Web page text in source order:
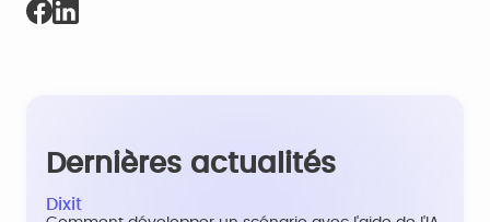
Dernières actualités
Dixit